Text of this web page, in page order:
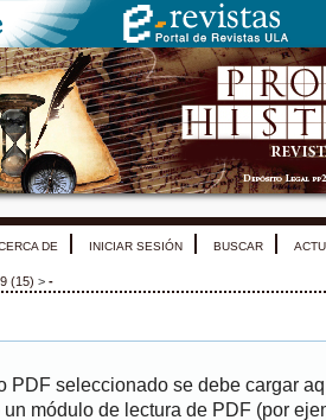
DE INICIAR SESIÓN BUSCAR
(15) > -
PDF seleccionado se debe cargar
un módulo de lectura de PDF (por